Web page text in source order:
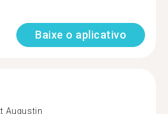
Baixe o aplicativo
Augustin